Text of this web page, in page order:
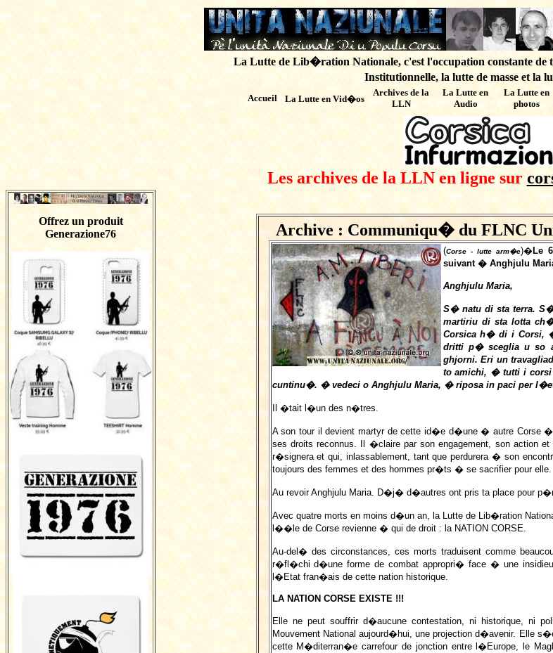
La Lutte de Lib�ration Nationale, c'est l'occupation constante de
Institutionnelle, la lutte de masse et la
Accueil La Lutte en Vid�os
Archives de la
LLN
La Lutte en
Audio
La Lutte en
photos
Les archives de la LLN en ligne sur
Offrez un produit
Generazione76
Archive : Communiqu� du FLNC
(Corse - lutte arm�e)�Le
suivant � Anghjulu
Anghjulu Maria,
S� natu di sta terra.
martiriu di sta lotta
Corsica h� di i
dritti p� sceglia u so
ghjorni. Eri un
to amichi, � tutti i
cuntinu�. � vedeci o Anghjulu Maria, � riposa in paci per
Il �tait l�un des n�tres.
A son tour il devient martyr de cette id�e d�une � autre Corse
ses droits reconnus. Il �claire par son engagement, son action
r�signera et qui, inlassablement, tant que perdurera � son
toujours des femmes et des hommes pr�ts � se sacrifier pour elle.
Au revoir Anghjulu Maria. D�j� d�autres ont pris ta place pour
Avec quatre morts en moins d�un an, la Lutte de Lib�ration
l��le de Corse revienne � qui de droit : la NATION CORSE.
Au-del� des circonstances, ces morts traduisent comme
r�fl�chi d�une forme de combat appropri� face � une
l�Etat fran�ais de cette nation historique.
LA NATION CORSE EXISTE !!!
Elle ne peut souffrir d�aucune contestation, ni historique,
Mouvement National aujourd�hui, une projection d�avenir. Elle
cette M�diterran�e carrefour de jonction entre l�Europe, le